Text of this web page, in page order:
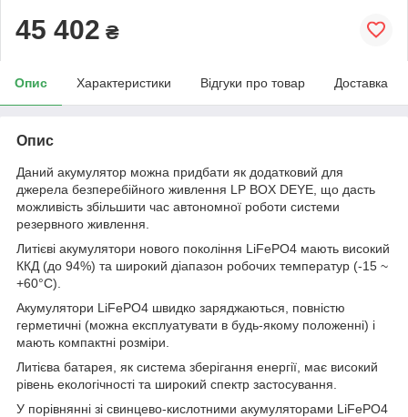
45 402 ₴
Опис Характеристики Відгуки про товар Доставка
Опис
Даний акумулятор можна придбати як додатковий для
джерела безперебійного живлення LP BOX DEYE, що дасть
можливість збільшити час автономної роботи системи
резервного живлення.
Литієві акумулятори нового покоління LiFePO4 мають високий
ККД (до 94%) та широкий діапазон робочих температур (-15 ~
+60°C).
Акумулятори LiFePO4 швидко заряджаються, повністю
герметичні (можна експлуатувати в будь-якому положенні) і
мають компактні розміри.
Литієва батарея, як система зберігання енергії, має високий
рівень екологічності та широкий спектр застосування.
У порівнянні зі свинцево-кислотними акумуляторами LiFePO4